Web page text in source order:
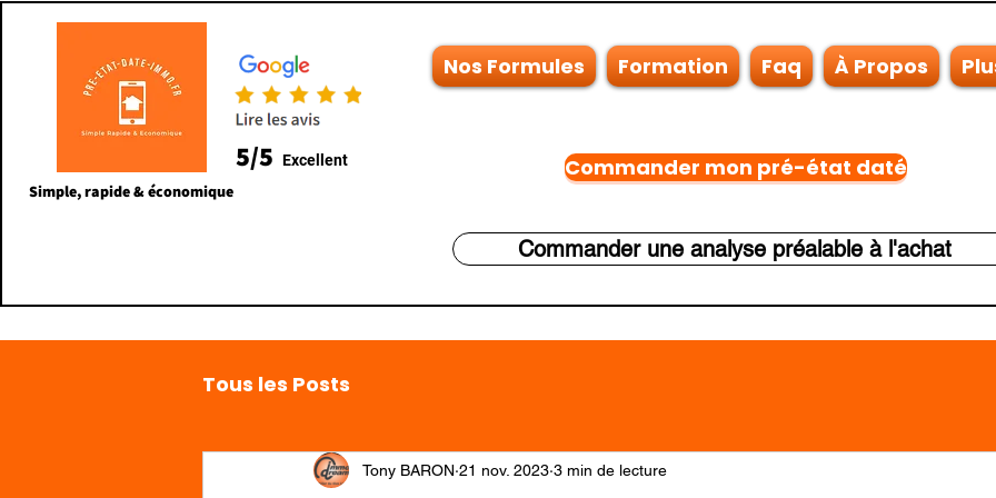
Simple, rapide & économique
5/5 Excellent
Nos Formules Formation Faq À Propos
Commander mon pré-état daté
Commander une analyse préalable à l'achat
Tous les Posts
Tony BARON 21 nov. 2023 3 min de lecture